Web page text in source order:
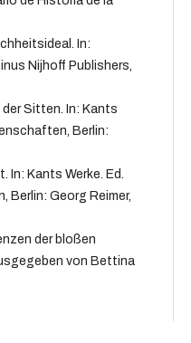
In:
Nijhoff Publishers,
der Sitten. In: Kants
Berlin:
In: Kants Werke. Ed.
Berlin: Georg Reimer,
der bloßen
von Bettina